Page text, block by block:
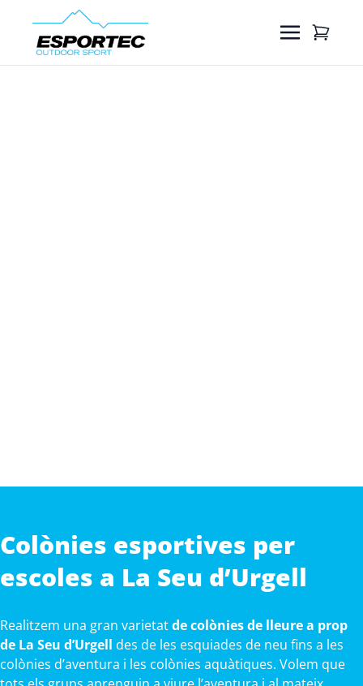
Colònies esportives per
escoles a La Seu d’Urgell
Realitzem una gran varietatde colònies de lleure a prop
de La Seu d’Urgell des de les esquiades de neu fins a les
colònies d’aventura i les colònies aquàtiques. Volem que